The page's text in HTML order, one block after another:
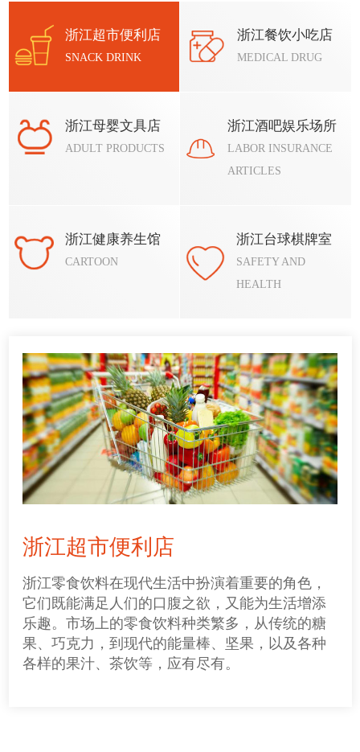
浙江超市便利店
SNACK DRINK
浙江餐饮小吃店
MEDICAL DRUG
浙江母婴文具店
ADULT PRODUCTS
浙江酒吧娱乐场所
LABOR INSURANCE
ARTICLES
浙江健康养生馆
CARTOON
浙江台球棋牌室
SAFETY AND
HEALTH
浙江超市便利店
浙江零食饮料在现代生活中扮演着重要的角色，
它们既能满足人们的口腹之欲，又能为生活增添
乐趣。市场上的零食饮料种类繁多，从传统的糖
果、巧克力，到现代的能量棒、坚果，以及各种
各样的果汁、茶饮等，应有尽有。